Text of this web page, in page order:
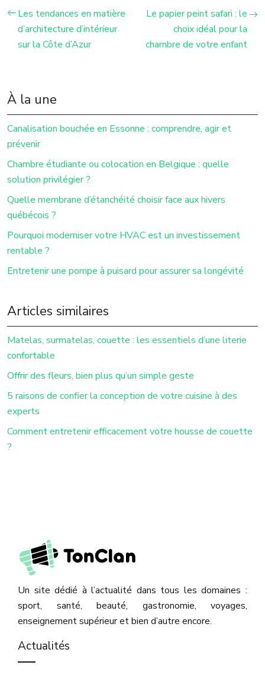
Les tendances en matière
d’architecture d’intérieur
sur la Côte d’Azur
Le papier peint safari : le
choix idéal pour la
chambre de votre enfant
À la une
Canalisation bouchée en Essonne : comprendre, agir et
prévenir
Chambre étudiante ou colocation en Belgique : quelle
solution privilégier ?
Quelle membrane d’étanchéité choisir face aux hivers
québécois ?
Pourquoi moderniser votre HVAC est un investissement
rentable ?
Entretenir une pompe à puisard pour assurer sa longévité
Articles similaires
Matelas, surmatelas, couette : les essentiels d’une literie
confortable
Offrir des fleurs, bien plus qu’un simple geste
5 raisons de confier la conception de votre cuisine à des
experts
Comment entretenir efficacement votre housse de couette
?
Un site dédié à l’actualité dans tous les domaines :
sport, santé, beauté, gastronomie, voyages,
enseignement supérieur et bien d’autre encore.
Actualités